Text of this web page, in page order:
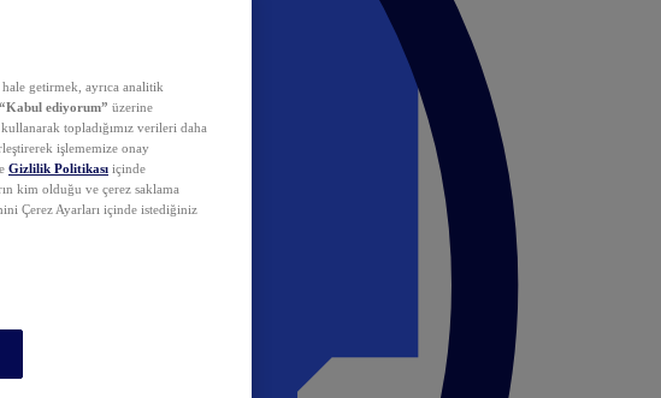
getirmek, ayrıca analitik
“Kabul ediyorum” üzerine
topladığımız verileri daha
işlememize onay
Gizlilik Politikası içinde
kim olduğu ve çerez saklama
Çerez Ayarları içinde istediğiniz